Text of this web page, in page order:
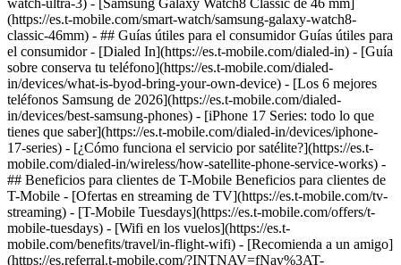
watch-ultra-3) - [Samsung Galaxy Watch8 Classic de 46 mm]
(https://es.t-mobile.com/smart-watch/samsung-galaxy-watch8-
classic-46mm) - ## Guías útiles para el consumidor Guías útiles para
el consumidor - [Dialed In](https://es.t-mobile.com/dialed-in) - [Guía
sobre conserva tu teléfono](https://es.t-mobile.com/dialed-
in/devices/what-is-byod-bring-your-own-device) - [Los 6 mejores
teléfonos Samsung de 2026](https://es.t-mobile.com/dialed-
in/devices/best-samsung-phones) - [iPhone 17 Series: todo lo que
tienes que saber](https://es.t-mobile.com/dialed-in/devices/iphone-
17-series) - [¿Cómo funciona el servicio por satélite?](https://es.t-
mobile.com/dialed-in/wireless/how-satellite-phone-service-works) -
## Beneficios para clientes de T-Mobile Beneficios para clientes de
T-Mobile - [Ofertas en streaming de TV](https://es.t-mobile.com/tv-
streaming) - [T-Mobile Tuesdays](https://es.t-mobile.com/offers/t-
mobile-tuesdays) - [Wifi en los vuelos](https://es.t-
mobile.com/benefits/travel/in-flight-wifi) - [Recomienda a un amigo]
(https://es.referral.t-mobile.com/?INTNAV=fNav%3AT-